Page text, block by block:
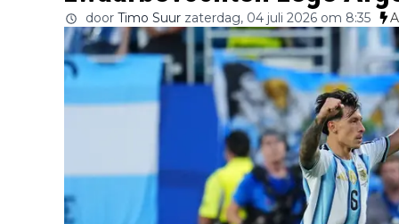
door Timo Suur zaterdag, 04 juli 2026 om 8:35